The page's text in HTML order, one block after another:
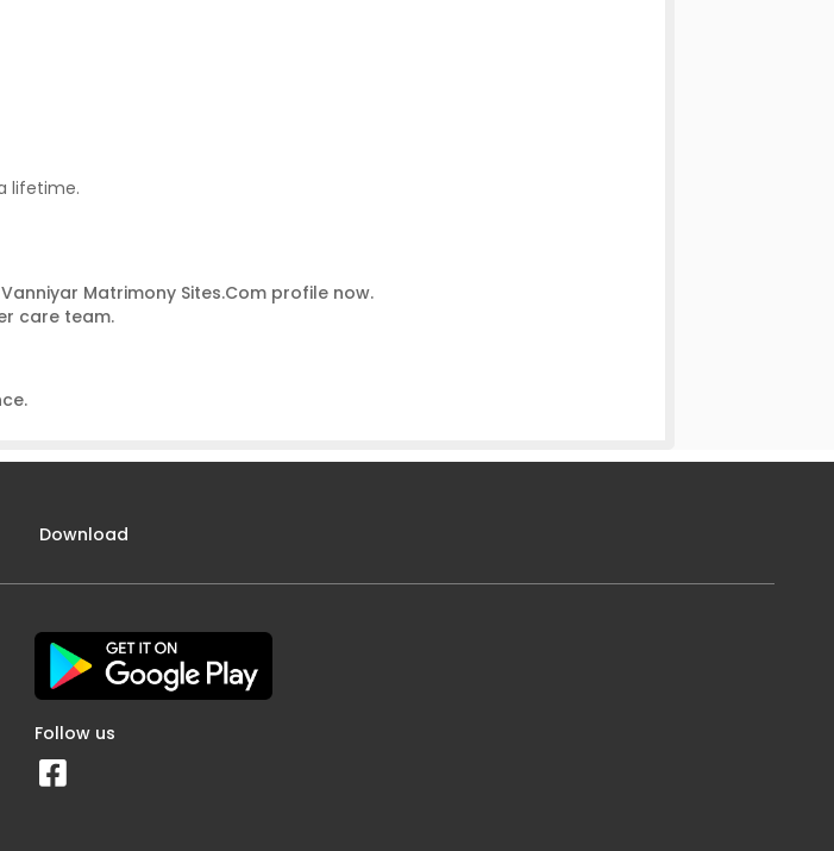
lifetime.
Matrimony Sites.Com profile now.
care team.
Download
Follow us